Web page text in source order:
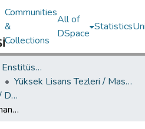
Communities
&
Collections
All of
DSpace
Statistics
Lisansüstü Eğitim Enstitüsü / Postgraduate Education Institute
Yüksek Lisans Tezleri / Master's Theses
Psikoloji Ana Bilim Dalı / Department of Psychology
Örgüt ikliminin iş performansı üzerindeki etkisinde psikolojik sermayenin ara değişken rolü